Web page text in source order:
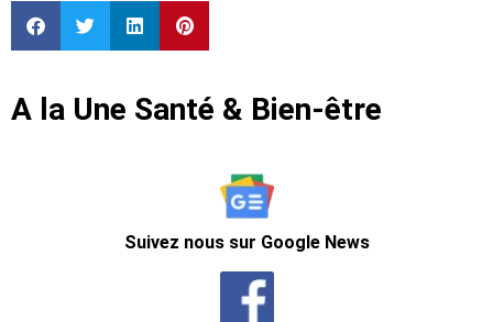
A la Une Santé & Bien-être
Suivez nous sur Google News